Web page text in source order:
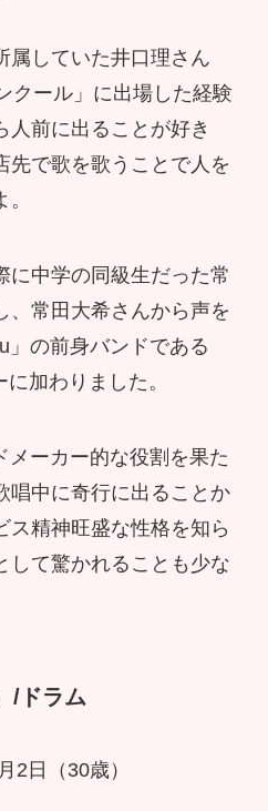
属していた井口理さん
クール」に出場した経験
人前に出ることが好き
先で歌を歌うことで人を
に中学の同級生だった常
、常田大希さんから声を
」の前身バンドである
に加わりました。
メーカー的な役割を果た
唱中に奇行に出ることか
ス精神旺盛な性格を知ら
して驚かれることも少な
/ドラム
2日（30歳）